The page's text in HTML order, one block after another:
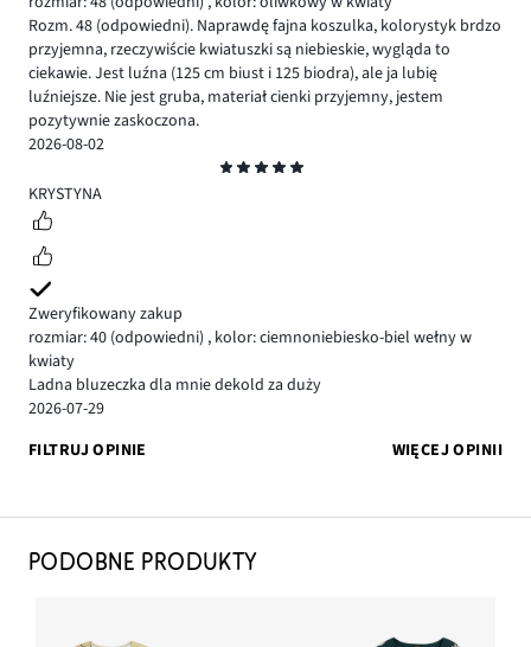
Rozm. 48 (odpowiedni). Naprawdę fajna koszulka, kolorystyk brdzo
przyjemna, rzeczywiście kwiatuszki są niebieskie, wygląda to
ciekawie. Jest luźna (125 cm biust i 125 biodra), ale ja lubię
luźniejsze. Nie jest gruba, materiał cienki przyjemny, jestem
pozytywnie zaskoczona.
2026-08-02
5
KRYSTYNA
Zweryfikowany zakup
rozmiar: 40 (odpowiedni) , kolor: ciemnoniebiesko-biel wełny w
kwiaty
Ladna bluzeczka dla mnie dekold za duży
2026-07-29
FILTRUJ OPINIE
WIĘCEJ OPINII
PODOBNE PRODUKTY